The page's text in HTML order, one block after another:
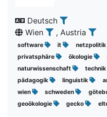
Deutsch
Wien
, Austria
software it netzpolitik
privatsphäre
ökologie
naturwissenschaft
pädagogik
linguistik
wien
schweden
geoökologie
gecko